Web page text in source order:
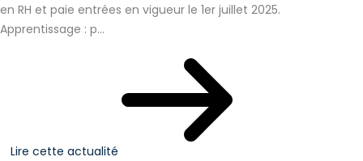
en RH et paie entrées en vigueur le 1er juillet 2025.
Apprentissage : p...
Lire cette actualité